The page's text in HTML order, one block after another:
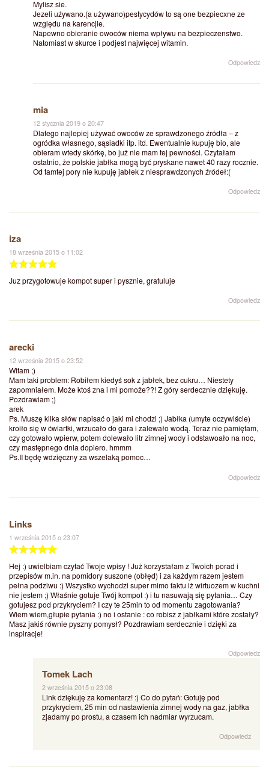
Mylisz sie.
Jezeli uźywano.(a używano)pestycydów to są one bezpiecxne ze
względu na karencjie.
Napewno obieranie owoców niema wpływu na bezpieczenstwo.
Natomiast w skurce i podjest najwięcej witamin.
Odpowiedz
mia
12 stycznia 2019 o 20:47
Dlatego najlepiej używać owoców ze sprawdzonego źródła – z
ogródka własnego, sąsiadki itp. itd. Ewentualnie kupuję bio, ale
obieram wtedy skórkę, bo już nie mam tej pewności. Czytałam
ostatnio, że polskie jabłka mogą być pryskane nawet 40 razy rocznie.
Od tamtej pory nie kupuję jabłek z niesprawdzonych źródeł:(
Odpowiedz
iza
18 września 2015 o 11:02
Juz przygotowuje kompot super i pysznie, gratuluje
Odpowiedz
arecki
12 września 2015 o 23:52
Witam ;)
Mam taki problem: Robiłem kiedyś sok z jabłek, bez cukru… Niestety
zapomniałem. Może ktoś zna i mi pomoże??! Z góry serdecznie dziękuję.
Pozdrawiam ;)
arek
Ps. Muszę kilka słów napisać o jaki mi chodzi ;) Jabłka (umyte oczywiście)
kroiło się w ćwiartki, wrzucało do gara i zalewało wodą. Teraz nie pamiętam,
czy gotowało wpierw, potem dolewało litr zimnej wody i odstawoało na noc,
czy mastępnego dnia dopiero. hmmm
Ps.II będę wdzięczny za wszelaką pomoc…
Odpowiedz
Links
1 września 2015 o 23:07
Hej :) uwielbiam czytać Twoje wpisy ! Już korzystałam z Twoich porad i
przepisów m.in. na pomidory suszone (obłęd) i za każdym razem jestem
pełna podziwu :) Wszystko wychodzi super mimo faktu iż wirtuozem w kuchni
nie jestem ;) Właśnie gotuje Twój kompot :) i tu nasuwają się pytania… Czy
gotujesz pod przykryciem? I czy te 25min to od momentu zagotowania?
Wiem wiem,głupie pytania :) no i ostanie : co robisz z jabłkami które zostały?
Masz jakiś równie pyszny pomysł? Pozdrawiam serdecznie i dzięki za
inspiracje!
Odpowiedz
Tomek Lach
2 września 2015 o 23:08
Link dziękuję za komentarz! :) Co do pytań: Gotuję pod
przykryciem, 25 min od nastawienia zimnej wody na gaz, jabłka
zjadamy po prostu, a czasem ich nadmiar wyrzucam.
Odpowiedz